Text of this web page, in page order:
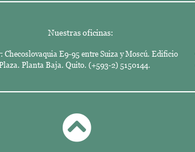
Nuestras oficinas:
Checoslovaquia E9-95 entre Suiza y Moscú. Edificio
Planta Baja. Quito. (+593-2) 5150144.